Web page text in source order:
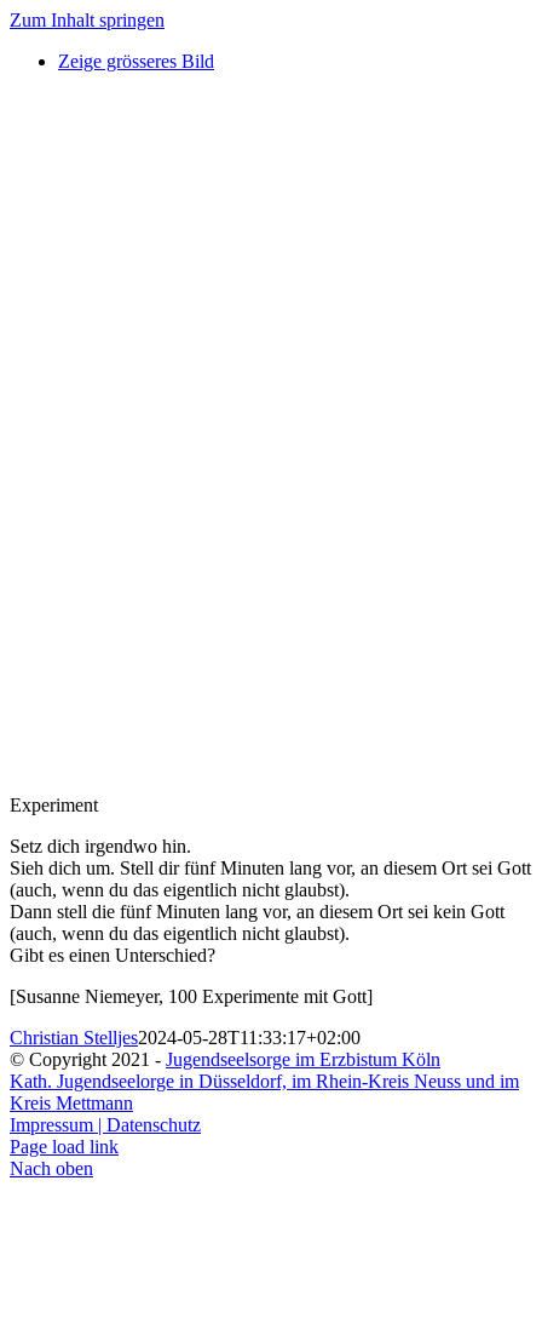
Zum Inhalt springen
Zeige grösseres Bild
Experiment
Setz dich irgendwo hin.
Sieh dich um. Stell dir fünf Minuten lang vor, an diesem Ort sei Gott
(auch, wenn du das eigentlich nicht glaubst).
Dann stell die fünf Minuten lang vor, an diesem Ort sei kein Gott
(auch, wenn du das eigentlich nicht glaubst).
Gibt es einen Unterschied?
[Susanne Niemeyer, 100 Experimente mit Gott]
Christian Stelljes2024-05-28T11:33:17+02:00
© Copyright 2021 - Jugendseelsorge im Erzbistum Köln
Kath. Jugendseelorge in Düsseldorf, im Rhein-Kreis Neuss und im
Kreis Mettmann
Impressum | Datenschutz
Page load link
Nach oben